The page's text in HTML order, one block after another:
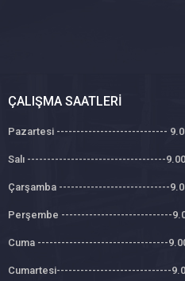
ÇALIŞMA SAATLERI
Pazartesi ----------------------------
Salı -----------------------------------
Çarşamba ----------------------------
Perşembe ----------------------------
Cuma ---------------------------------
Cumartesi-----------------------------